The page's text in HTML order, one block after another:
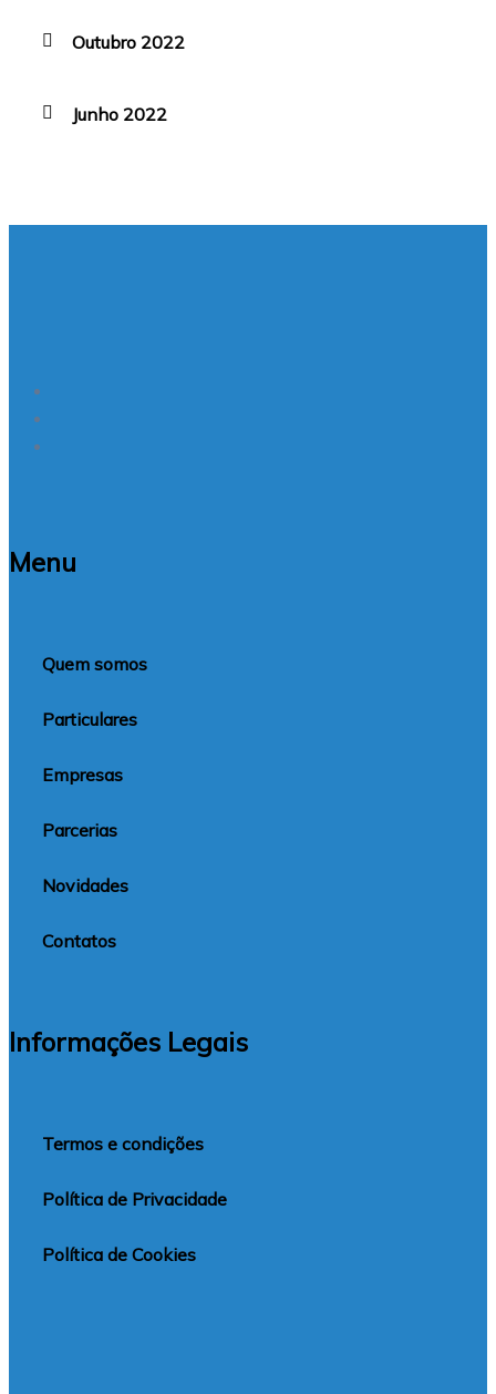
Outubro 2022
Junho 2022
Menu
Quem somos
Particulares
Empresas
Parcerias
Novidades
Contatos
Informações Legais
Termos e condições
Política de Privacidade
Política de Cookies